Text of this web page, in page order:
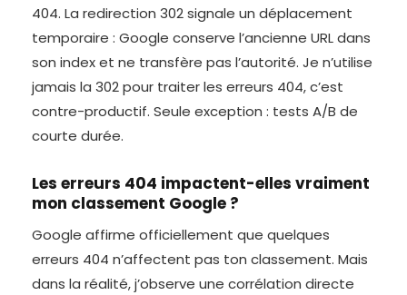
404. La redirection 302 signale un déplacement
temporaire : Google conserve l’ancienne URL dans
son index et ne transfère pas l’autorité. Je n’utilise
jamais la 302 pour traiter les erreurs 404, c’est
contre-productif. Seule exception : tests A/B de
courte durée.
Les erreurs 404 impactent-elles vraiment
mon classement Google ?
Google affirme officiellement que quelques
erreurs 404 n’affectent pas ton classement. Mais
dans la réalité, j’observe une corrélation directe